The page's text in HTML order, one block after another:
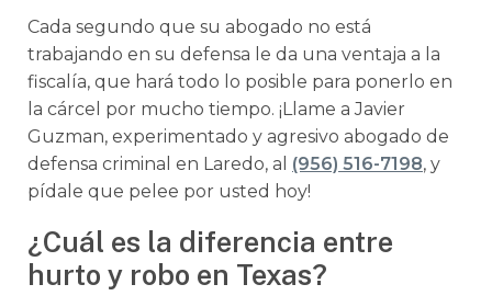
Cada segundo que su abogado no está
trabajando en su defensa le da una ventaja a la
fiscalía, que hará todo lo posible para ponerlo en
la cárcel por mucho tiempo. ¡Llame a Javier
Guzman, experimentado y agresivo abogado de
defensa criminal en Laredo, al (956) 516-7198, y
pídale que pelee por usted hoy!
¿Cuál es la diferencia entre
hurto y robo en Texas?